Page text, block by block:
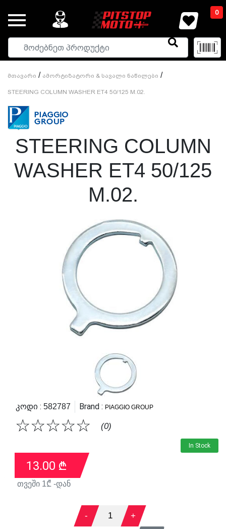
0
Მთავარი / Ამორტიზატორი & Სავალი Ნაწილები /
STEERING COLUMN WASHER ET4 50/125 M.02.
STEERING COLUMN
WASHER ET4 50/125
M.02.
Კოდი : 582787 Brand : PIAGGIO GROUP
☆
☆
☆
☆
☆ (0)
In Stock
13.00 ₾
თვეში 1₾ -დან
- 1 +